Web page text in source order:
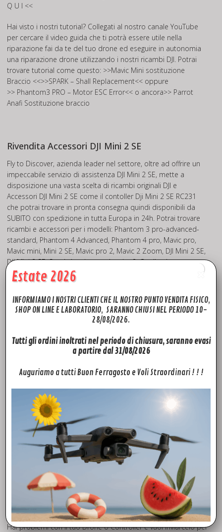
Q U I <<
Hai visto i nostri tutorial? Collegati al nostro canale YouTube
per cercare il video guida che ti potrà essere utile nella
riparazione fai da te del tuo drone ed eseguire in autonomia
una riparazione drone utilizzando i nostri ricambi DJI. Potrai
trovare tutorial come questo: >>Mavic Mini sostituzione
Braccio <<>>SPARK – Shall Replacement<< oppure
>> Phantom3 PRO – Motor ESC Error<< o ancora>> Parrot
Anafi Sostituzione braccio
Rivendita Accessori DJI Mini 2 SE
Fly to Discover, azienda leader nel settore, oltre ad offrire un
impeccabile servizio di assistenza DJI Mini 2 SE, mette a
disposizione una vasta scelta di ricambi originali DJI e
Accessori DJI Mini 2 SE come il contoller Dji Mini 2 SE RC231
che potrai trovare in pronta consegna quindi disponibili da
SUBITO con spedizione in tutta Europa in 24h. Potrai trovare
ricambi e accessori per i modelli: Phantom 3 pro-advanced-
standard, Phantom 4 Advanced, Phantom 4 pro, Mavic pro,
Mavic mini, Mini 2 SE, Mavic pro 2, Mavic 2 Zoom, DJI Mini 2 SE,
DJI Mini 2 SE. Spark, Inspire pro, Inspire 2. Quello che non
troverai sul sito, prova a chiedercelo, troveremo il modo per
soddisfare le tue richieste!
Visita il nostro canaleYouTubepotrai trovare un pratico
TUTORIALsull’installazione del Braccio Anteriore DJI Mini 2 SE.
Facebooke seguirci durante le nostre
attività.
FTD Rivenditore Autorizzato Dji
Fly To Discover rivenditore Autorizzato Djidi fiducia.
Grazie all’esperienza maturata negli anni, siamo in grado di
offrirti lamassima competenza e professionalità
metteremo a tua disposizione a partire dalla scelta del
modello, chiarendoti molti aspetti sullanormativa, donandoti
nozioni di avvio al volo, curiosità operative, validesoluzioni dei
problemi tecnici
e tutto quello che ti occorre per avvicinarti al
mondo dei droni Dji. Controller RC231
Assistenza Drone
Hai problemi con il tuo Drone o Controller e vuoi inviarcelo per
Estate 2026
INFORMIAMO I NOSTRI CLIENTI CHE IL NOSTRO PUNTO VENDITA FISICO,
SHOP ON LINE E LABORATORIO, SARANNO CHIUSI NEL PERIODO 10-
28/08/2026.
Tutti gli ordini inoltrati nel periodo di chiusura, saranno evasi
a partire dal 31/08/2026
Auguriamo a tutti Buon Ferragosto e Voli Straordinari ! ! !